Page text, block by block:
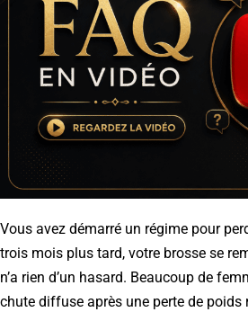
Vous avez démarré un régime pour
trois mois plus tard, votre brosse se
n’a rien d’un hasard. Beaucoup de
chute diffuse après une perte de poids